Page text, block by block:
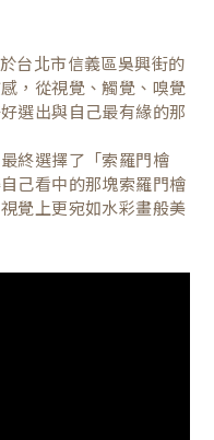
台北市信義區吳興街的
，從視覺、觸覺、嗅覺
選出與自己最有緣的那
終選擇了「索羅門檜
己看中的那塊索羅門檜
覺上更宛如水彩畫般美